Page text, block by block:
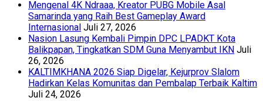
Mengenal 4K Ndraaa, Kreator PUBG Mobile Asal
Samarinda yang Raih Best Gameplay Award
Internasional Juli 27, 2026
Nasion Lasung Kembali Pimpin DPC LPADKT Kota
Balikpapan, Tingkatkan SDM Guna Menyambut IKN Juli
26, 2026
KALTIMKHANA 2026 Siap Digelar, Kejurprov Slalom
Hadirkan Kelas Komunitas dan Pembalap Terbaik Kaltim
Juli 24, 2026